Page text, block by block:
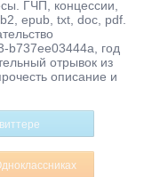
ГЧП, концессии,
epub, txt, doc, pdf.
b737ee03444a, год
отрывок из
описание и